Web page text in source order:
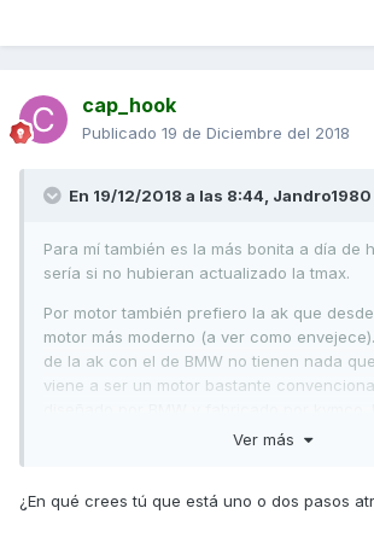
cap_hook
Publicado 19 de Diciembre del 2018
En 19/12/2018 a las 8:44, Jandro1980
Para mí también es la más bonita a día de
sería si no hubieran actualizado la tmax.
Por motor también prefiero la ak que
motor más moderno (a ver como
de la ak con el de BMW no tienen nada
viene a ser un motor bastante
motor diseñado y fabricado por Kymco, de
podríamos decir que está un paso atrás
Ver más
¿En qué crees tú que está uno o dos pasos